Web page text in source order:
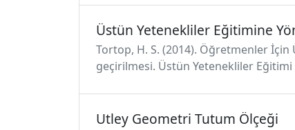
Üstün Yetenekliler Eğitimine
Tortop, H. S. (2014). Öğretmenler
geçirilmesi. Üstün Yetenekliler Eğitimi
Utley Geometri Tutum Ölçeği